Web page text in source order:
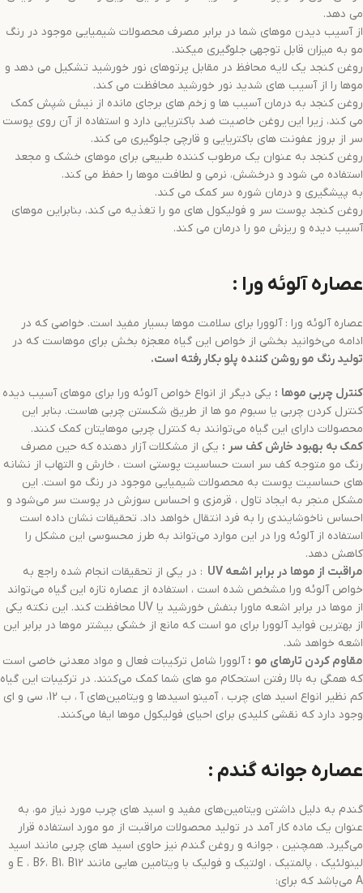
می دهد.
از آسیب دیدن موهای شما در برابر مصرف محصولات شیمیایی موجود در رنگ
مو به میزان قابل توجهی جلوگیری میکند.
روغن کنجد یک لایه محافظ در مقابل پرتوهای نور خورشید تشکیل می دهد و
موها را از آسیب های شدید نور خورشید محافظت می کند.
روغن کنجد به درمان آسیب ها و زخم های برجای مانده از نیش شپش کمک
می کند، زیرا این روغن خاصیت ضد باکتریایی دارد و استفاده از آن روی پوست
سر از بروز عفونت های باکتریایی و قارچی جلوگیری می کند.
روغن کنجد به عنوان یک مرطوب کننده طبیعی برای موهای خشک و مجعد
استفاده می شود و درخشش، نرمی و لطافت موها را حفظ می کند.
به پیشگیری و درمان شوره سر کمک می کند.
روغن کنجد پوست سر و فولیکول های مو را تغذیه می کند، بنابراین موهای
آسیب دیده و ریزش مو را درمان می کند.
عصاره آلوئه ورا :
عصاره آلوئه ورا : آلوورا برای سلامت موها بسیار مفید است. خواصی که در
ادامه می‌خوانید بخشی از خواص این گیاه معجزه بخش برای موهاست که در
تولید رنگ مو روشن کننده پلو بکار رفته است.
کنترل چربی موها : یکی دیگر از انواع خواص آلوئه ورا برای موهای آسیب دیده
کنترل کردن چربی یا سبوم مو ها از طریق شکستن چربی هاست. بنابر این
محصولات دارای این گیاه می‌توانند به کنترل چربی موهایتان کمک کنند.
کمک به بهبود خارش کف سر : یکی از مشکلات آزار دهنده که حین مصرف
رنگ مو متوجه کف سر است حساسیت پوستی است ، خارش و التهاب از نشانه
های حساسیت پوست به محصولات شیمیایی موجود در رنگ مو است. این
مشکل منجر به ایجاد تاول ، قرمزی و احساس سوزش در پوست سر می‌شود و
احساس ناخوشایندی را به فرد انتقال خواهد داد. تحقیقات نشان داده است
استفاده از آلوئه ورا در این موارد می‌تواند به طرز محسوسی این مشکل را
کاهش دهد.
مراقبت از موها در برابر اشعه UV : در یکی از تحقیقات انجام شده راجع به
خواص آلوئه ورا مشخص شده است ، استفاده از عصاره تازه این گیاه می‌تواند
از موها در برابر اشعه ماورا بنفش خورشید یا UV محافظت کند. این نکته یکی
از بهترین فواید آلوورا برای مو است که مانع از خشکی بیشتر موها در برابر این
اشعه خواهد شد.
مقاوم کردن تارهای مو : آلوورا شامل ترکیبات فعال و مواد معدنی خاصی است
که همگی به بالا رفتن استحکام مو های شما کمک می‌کنند. در ترکیبات این گیاه
کم نظیر انواع اسید های چرب ، آمینو اسیدها و ویتامین‌های آ ، ب 12، سی و ای
وجود دارد که نقشی کلیدی برای احیای فولیکول موها ایفا می‌کنند.
عصاره جوانه گندم :
گندم به دلیل داشتن ویتامین‌های مفید و اسید های چرب مورد نیاز مو، به
عنوان یک ماده کار آمد در تولید محصولات مراقبت از مو مورد استفاده قرار
می‌گیرد. همچنین ، جوانه و روغن گندم نیز حاوی اسید های چربی مانند اسید
لینولئیک ، پالمتیک ، اولتیک و فولیک با ویتامین هایی مانند E ، B6، B1، B12 و
A می‌باشد که برای: